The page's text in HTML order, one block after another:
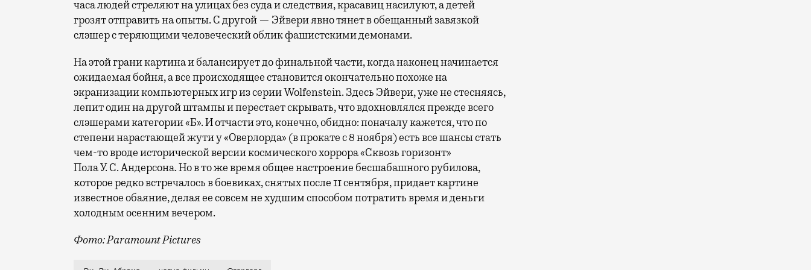
часа людей стреляют на улицах без суда и следствия, красавиц насилуют, а детей
грозят отправить на опыты. С другой — Эйвери явно тянет в обещанный завязкой
слэшер с теряющими человеческий облик фашистскими демонами.
На этой грани картина и балансирует до финальной части, когда наконец начинается
ожидаемая бойня, а все происходящее становится окончательно похоже на
экранизации компьютерных игр из серии Wolfenstein. Здесь Эйвери, уже не стесняясь,
лепит один на другой штампы и перестает скрывать, что вдохновлялся прежде всего
слэшерами категории «Б». И отчасти это, конечно, обидно: поначалу кажется, что по
степени нарастающей жути у «Оверлорда» (в прокате с 8 ноября) есть все шансы стать
чем-то вроде исторической версии космического хоррора «Сквозь горизонт»
Пола У. С. Андерсона. Но в то же время общее настроение бесшабашного рубилова,
которое редко встречалось в боевиках, снятых после 11 сентября, придает картине
известное обаяние, делая ее совсем не худшим способом потратить время и деньги
холодным осенним вечером.
Фото: Paramount Pictures
Раннее лето 1944 года. На носу — буквально завтра — высадка в Нормандии, открытие второго фронта. Однако одна из ключевых операций